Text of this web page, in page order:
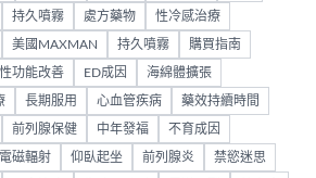
持久噴霧 處方藥物 性冷感治療
美國MAXMAN 持久噴霧 購買指南
性功能改善 ED成因 海綿體擴張
長期服用 心血管疾病 藥效持續時間
前列腺保健 中年發福 不育成因
電磁輻射 仰臥起坐 前列腺炎 禁慾迷思